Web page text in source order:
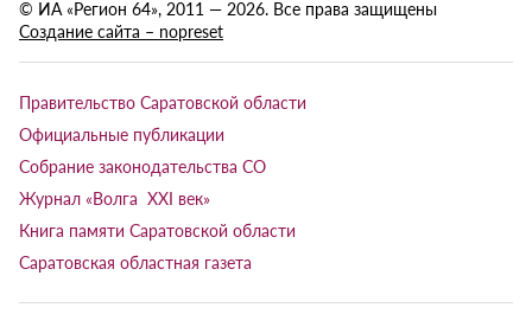
© ИА «Регион 64», 2011 — 2026. Все права защищены
Создание сайта – nopreset
Правительство Саратовской области
Официальные публикации
Собрание законодательства СО
Журнал «Волга XXI век»
Книга памяти Саратовской области
Саратовская областная газета